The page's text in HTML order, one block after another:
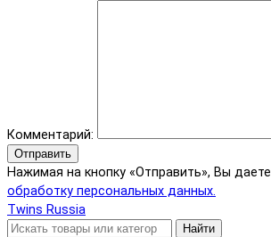
Комментарий:
Отправить
Нажимая на кнопку «Отправить», Вы даете
обработку персональных данных.
Twins Russia
Найти